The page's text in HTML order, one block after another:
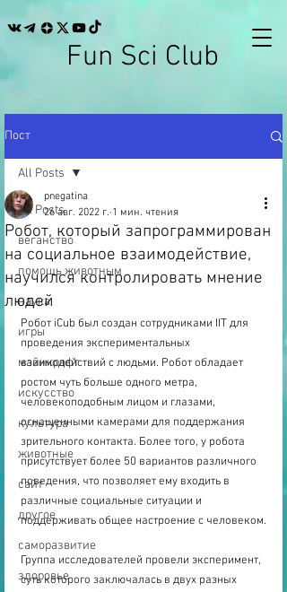
Fun Sci Club
Пост
All Posts
веганство
помощь животным
наука
игры
майнкрафт
искусство
культура
животные
сайт
другое
саморазвитие
здоровье
All Posts
Робот, который запрограммирован
на социальное взаимодействие,
научился контролировать мнение
людей
pnegatina
26 авг. 2022 г. 1 мин. чтения
Робот iCub был создан сотрудниками IIT для
проведения экспериментальных
взаимодействий с людьми. Робот обладает
ростом чуть больше одного метра,
человекоподобным лицом и глазами,
оснащенными камерами для поддержания
зрительного контакта. Более того, у робота
присутствует более 50 вариантов различного
поведения, что позволяет ему входить в
различные социальные ситуации и
поддерживать общее настроение с человеком.
Группа исследователей провели эксперимент,
суть которого заключалась в двух разных